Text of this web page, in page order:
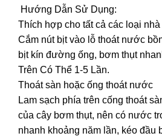
Hướng Dẫn Sử Dụng:
Thích hợp cho tất cả các loại nhà
Cắm nút bịt vào lỗ thoát nước
bịt kín đường ống, bơm thụt
Trên Có Thể 1-5 Lần.
Thoát sàn hoặc ống thoát nước
Lam sạch phía trên cống thoát
của cây bơm thụt, nên có nước
nhanh khoảng năm lần, kéo